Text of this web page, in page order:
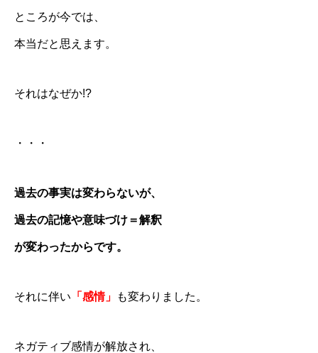
ところが今では、
本当だと思えます。
それはなぜか!?
・・・
過去の事実は変わらないが、
過去の記憶や意味づけ＝解釈
が変わったからです。
それに伴い 「感情」 も変わりました。
ネガティブ感情が解放され、